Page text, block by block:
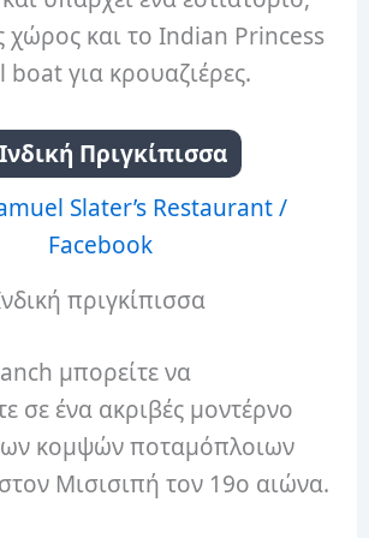
χώρος και το Indian Princess
για κρουαζιέρες.
Πριγκίπισσα
Slater’s Restaurant /
Facebook
πριγκίπισσα
μπορείτε να
σε ένα ακριβές μοντέρνο
κομψών ποταμόπλοιων
Μισισιπή τον 19ο αιώνα.